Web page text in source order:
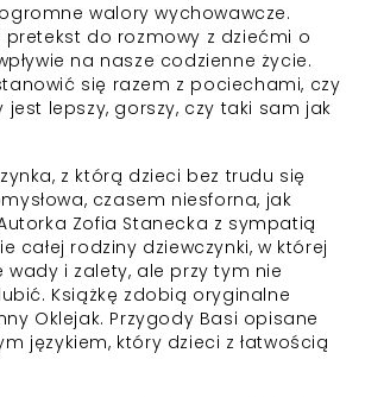
walory wychowawcze.
pretekst do rozmowy z dziećmi o
na nasze codzienne życie.
się razem z pociechami, czy
jest lepszy, gorszy, czy taki sam jak
z którą dzieci bez trudu się
czasem niesforna, jak
Zofia Stanecka z sympatią
całej rodziny dziewczynki, w której
wady i zalety, ale przy tym nie
Książkę zdobią oryginalne
Oklejak. Przygody Basi opisane
językiem, który dzieci z łatwością